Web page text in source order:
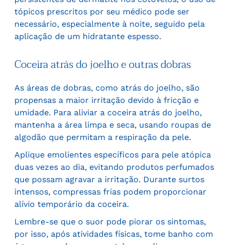
tópicos prescritos por seu médico pode ser
necessário, especialmente à noite, seguido pela
aplicação de um hidratante espesso.
Coceira atrás do joelho e outras dobras
As áreas de dobras, como atrás do joelho, são
propensas a maior irritação devido à fricção e
umidade. Para aliviar a coceira atrás do joelho,
mantenha a área limpa e seca, usando roupas de
algodão que permitam a respiração da pele.
Aplique emolientes específicos para pele atópica
duas vezes ao dia, evitando produtos perfumados
que possam agravar a irritação. Durante surtos
intensos, compressas frias podem proporcionar
alívio temporário da coceira.
Lembre-se que o suor pode piorar os sintomas,
por isso, após atividades físicas, tome banho com